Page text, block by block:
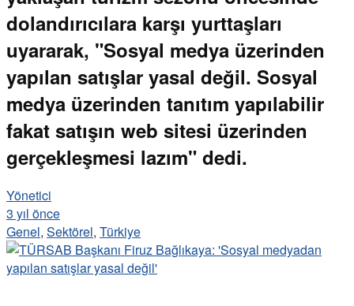
dolandırıcılara karşı yurttaşları
uyararak, "Sosyal medya üzerinden
yapılan satışlar yasal değil. Sosyal
medya üzerinden tanıtım yapılabilir
fakat satışın web sitesi üzerinden
gerçekleşmesi lazım" dedi.
Yönetici
3 yıl önce
Genel, Sektörel, Türkiye